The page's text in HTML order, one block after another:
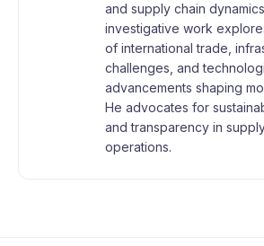
and supply chain
investigative work
of international trade,
challenges, and
advancements shaping
He advocates for
and transparency in
operations.